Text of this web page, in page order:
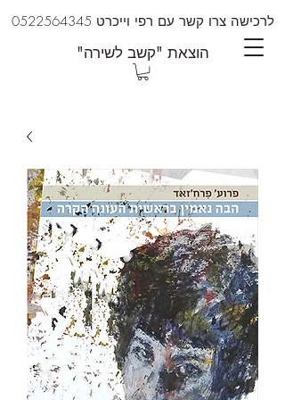
"הוצאת "קשב לשירה
לרכישה צרו קשר עם רפי וייכרט 0522564345